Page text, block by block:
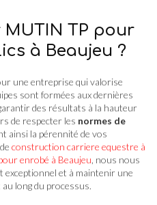
TP pour
à Beaujeu ?
une entreprise qui valorise
sont formées aux dernières
des résultats à la hauteur
de respecter les normes de
ainsi la pérennité de vos
construction carriere equestre à
enrobé à Beaujeu , nous nous
exceptionnel et à maintenir une
long du processus.